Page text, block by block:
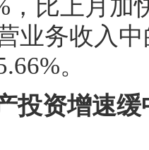
，比上月
业务收入
。
投资增速